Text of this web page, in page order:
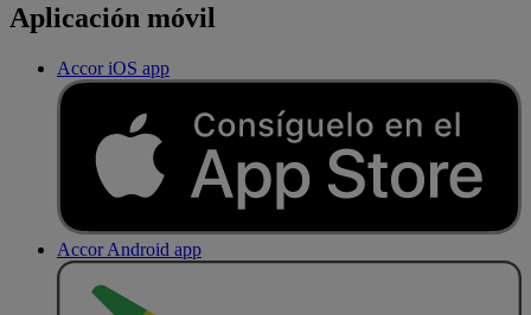
Aplicación móvil
Accor iOS app
Accor Android app